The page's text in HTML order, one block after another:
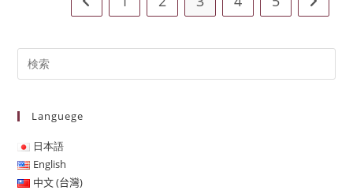
Languege
日本語
English
中文 (台灣)